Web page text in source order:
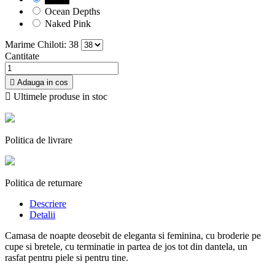
Ocean Depths
Naked Pink
Marime Chiloti: 38
Cantitate
 Adauga in cos
 Ultimele produse in stoc
Politica de livrare
Politica de returnare
Descriere
Detalii
Camasa de noapte deosebit de eleganta si feminina, cu broderie pe
cupe si bretele, cu terminatie in partea de jos tot din dantela, un
rasfat pentru piele si pentru tine.